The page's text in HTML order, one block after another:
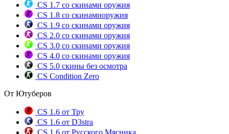
CS 1.7 со скинами оружия
CS 1.8 со скинамиоружия
CS 1.9 со скинами оружия
CS 2.0 со скинами оружия
CS 3.0 со скинами оружия
CS 4.0 со скинами оружия
CS 5.0 скины без осмотра
CS Condition Zero
От Ютуберов
CS 1.6 от Тру
CS 1.6 от D3stra